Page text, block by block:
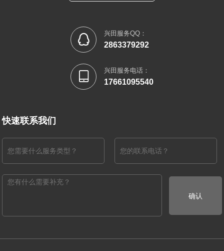
 兴田服务QQ：
2863379292
 兴田服务电话：
17661095540
快速联系我们
确认